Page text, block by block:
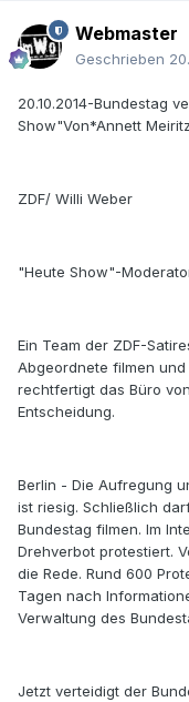
Webmaster
Geschrieben
20.10.2014-Bundestag
Show"Von*Annett Meiritz
ZDF/ Willi Weber
"Heute Show"-
Ein Team der ZDF-
Abgeordnete filmen
rechtfertigt das Büro
Entscheidung.
Berlin - Die Aufregung
ist riesig. Schließlich
Bundestag filmen. Im
Drehverbot protestiert.
die Rede. Rund 600
Tagen nach
Verwaltung des
Jetzt verteidigt der